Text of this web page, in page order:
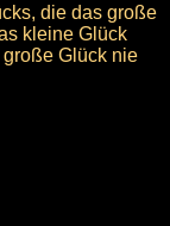
die das große
kleine Glück
Glück nie